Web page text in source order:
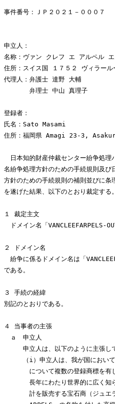
事件番号：ＪＰ２０２１－０００７
裁
申立人：
名称：ヴァン クレフ エ アルペル
住所：スイス国 １７５２ ヴィラー
代理人：弁護士 達野 大輔
弁理士 中山 真理子
登録者：
氏名：Sato Masami
住所：福岡県 Amagi 23-3,
日本知的財産仲裁センター紛争処理
名紛争処理方針のための手続規則及
方針のための手続規則の補則並びに
を遂げた結果、以下のとおり裁定する。
１ 裁定主文
ドメイン名「VANCLEEFARPELS-
２ ドメイン名
紛争に係るドメイン名は「
である。
３ 手続の経緯
別記のとおりである。
４ 当事者の主張
ａ　申立人
申立人は、以下のように主張して
（i）申立人は、我が国において商
について複数の登録商標を有し
長年にわたり世界的に広く知ら
計を販売する宝石商（ジュエラ